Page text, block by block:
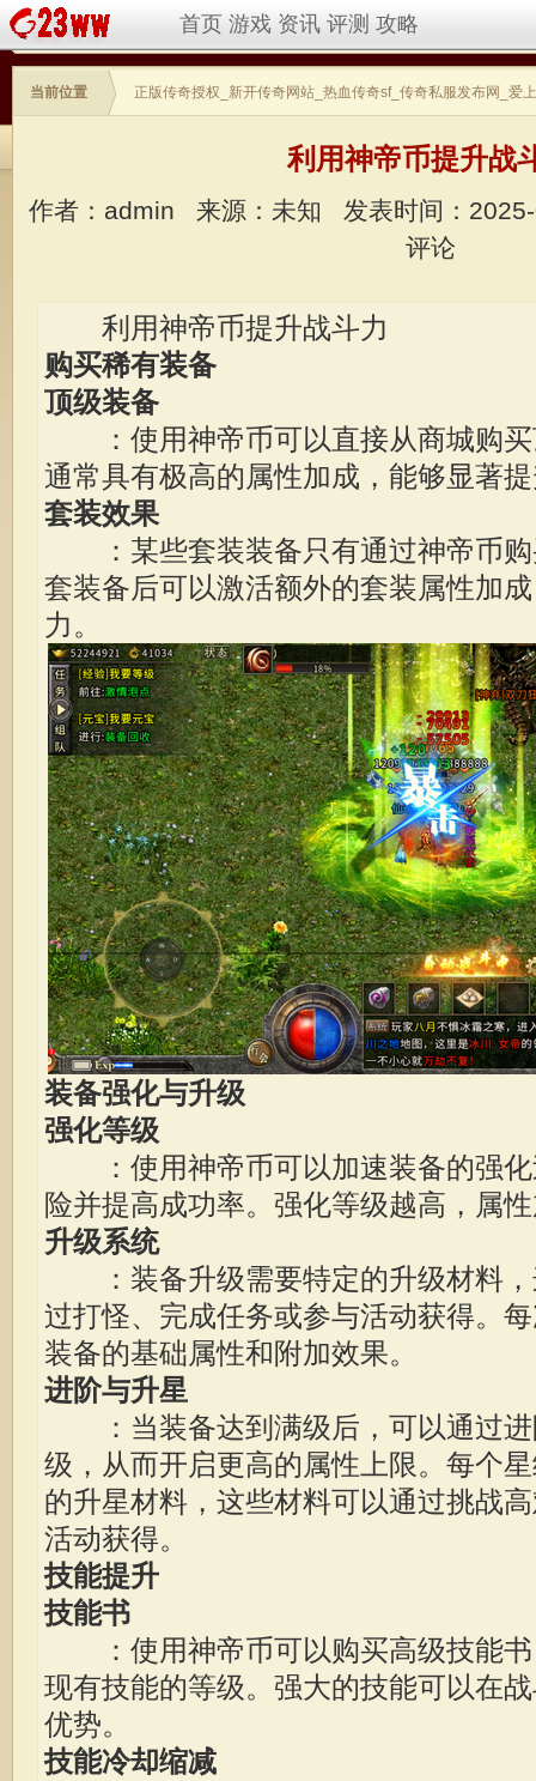
首页 游戏 资讯 评测 攻略
当前位置 正版传奇授权_新开传奇网站_热血传奇sf_传奇私服发布网_爱
利用神帝币提升战
作者：admin 来源：未知
发表时间：
评论
利用神帝币提升战斗力
购买稀有装备
顶级装备
：使用神帝币可以直接从商城购买
通常具有极高的属性加成，能够显著
套装效果
：某些套装装备只有通过神帝币购
套装备后可以激活额外的套装属性加
力。
装备强化与升级
强化等级
：使用神帝币可以加速装备的强化
险并提高成功率。强化等级越高，属
升级系统
：装备升级需要特定的升级材料，
过打怪、完成任务或参与活动获得。
装备的基础属性和附加效果。
进阶与升星
：当装备达到满级后，可以通过进
级，从而开启更高的属性上限。每个
的升星材料，这些材料可以通过挑战
活动获得。
技能提升
技能书
：使用神帝币可以购买高级技能书
现有技能的等级。强大的技能可以在
优势。
技能冷却缩减